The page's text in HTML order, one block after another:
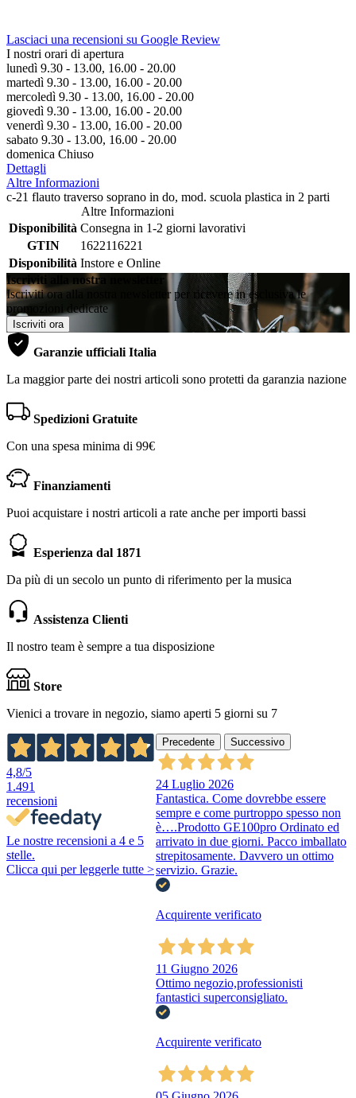
Lasciaci una recensioni su Google Review
I nostri orari di apertura
lunedì 9.30 - 13.00, 16.00 - 20.00
martedì 9.30 - 13.00, 16.00 - 20.00
mercoledì 9.30 - 13.00, 16.00 - 20.00
giovedì 9.30 - 13.00, 16.00 - 20.00
venerdì 9.30 - 13.00, 16.00 - 20.00
sabato 9.30 - 13.00, 16.00 - 20.00
domenica Chiuso
Dettagli
Altre Informazioni
c-21 flauto traverso soprano in do, mod. scuola plastica in 2 parti
Altre Informazioni
Disponibilità Consegna in 1-2 giorni lavorativi
GTIN
1622116221
Disponibilità Instore e Online
Iscriviti alla nostra newsletter
Iscriviti ora alla nostra newsletter per ricevere in esclusiva le
promozioni dedicate
Iscriviti ora
Garanzie ufficiali Italia
La maggior parte dei nostri articoli sono protetti da garanzia nazione
Spedizioni Gratuite
Con una spesa minima di 99€
Finanziamenti
Puoi acquistare i nostri articoli a rate anche per importi bassi
Esperienza dal 1871
Da più di un secolo un punto di riferimento per la musica
Assistenza Clienti
Il nostro team è sempre a tua disposizione
Store
Vienici a trovare in negozio, siamo aperti 5 giorni su 7
4,8/5
1.491
recensioni
Le nostre recensioni a 4 e 5
stelle.
Clicca qui per leggerle tutte >
Precedente Successivo
24 Luglio 2026
Fantastica. Come dovrebbe essere
sempre e come purtroppo spesso non
è….Prodotto GE100pro Ordinato ed
arrivato in due giorni. Pacco imballato
strepitosamente. Davvero un ottimo
servizio. Grazie.
Acquirente verificato
11 Giugno 2026
Ottimo negozio,professionisti
fantastici superconsigliato.
Acquirente verificato